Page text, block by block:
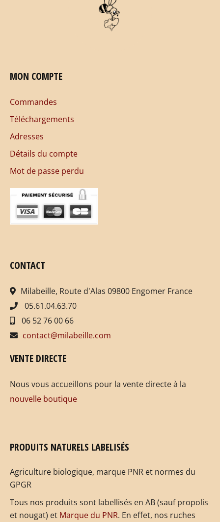
MON COMPTE
Commandes
Téléchargements
Adresses
Détails du compte
Mot de passe perdu
CONTACT
Milabeille, Route d'Alas 09800 Engomer France
05.61.04.63.70
06 52 76 00 66
contact@milabeille.com
VENTE DIRECTE
Nous vous accueillons pour la vente directe à la
nouvelle boutique
PRODUITS NATURELS LABELISÉS
Agriculture biologique, marque PNR et normes du
GPGR
Tous nos produits sont labellisés en AB (sauf propolis
et nougat) et Marque du PNR. En effet, nos ruches